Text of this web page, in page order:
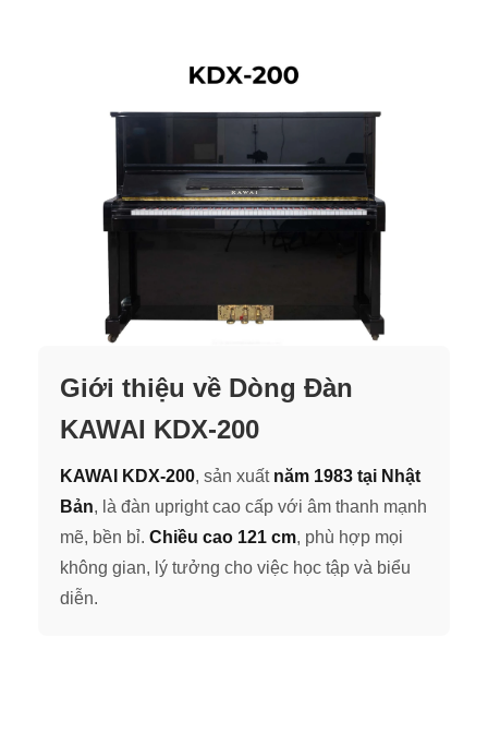
Giới thiệu về Dòng Đàn
KAWAI KDX-200
KAWAI KDX-200, sản xuất năm 1983 tại Nhật
Bản, là đàn upright cao cấp với âm thanh mạnh
mẽ, bền bỉ. Chiều cao 121 cm, phù hợp mọi
không gian, lý tưởng cho việc học tập và biểu
diễn.